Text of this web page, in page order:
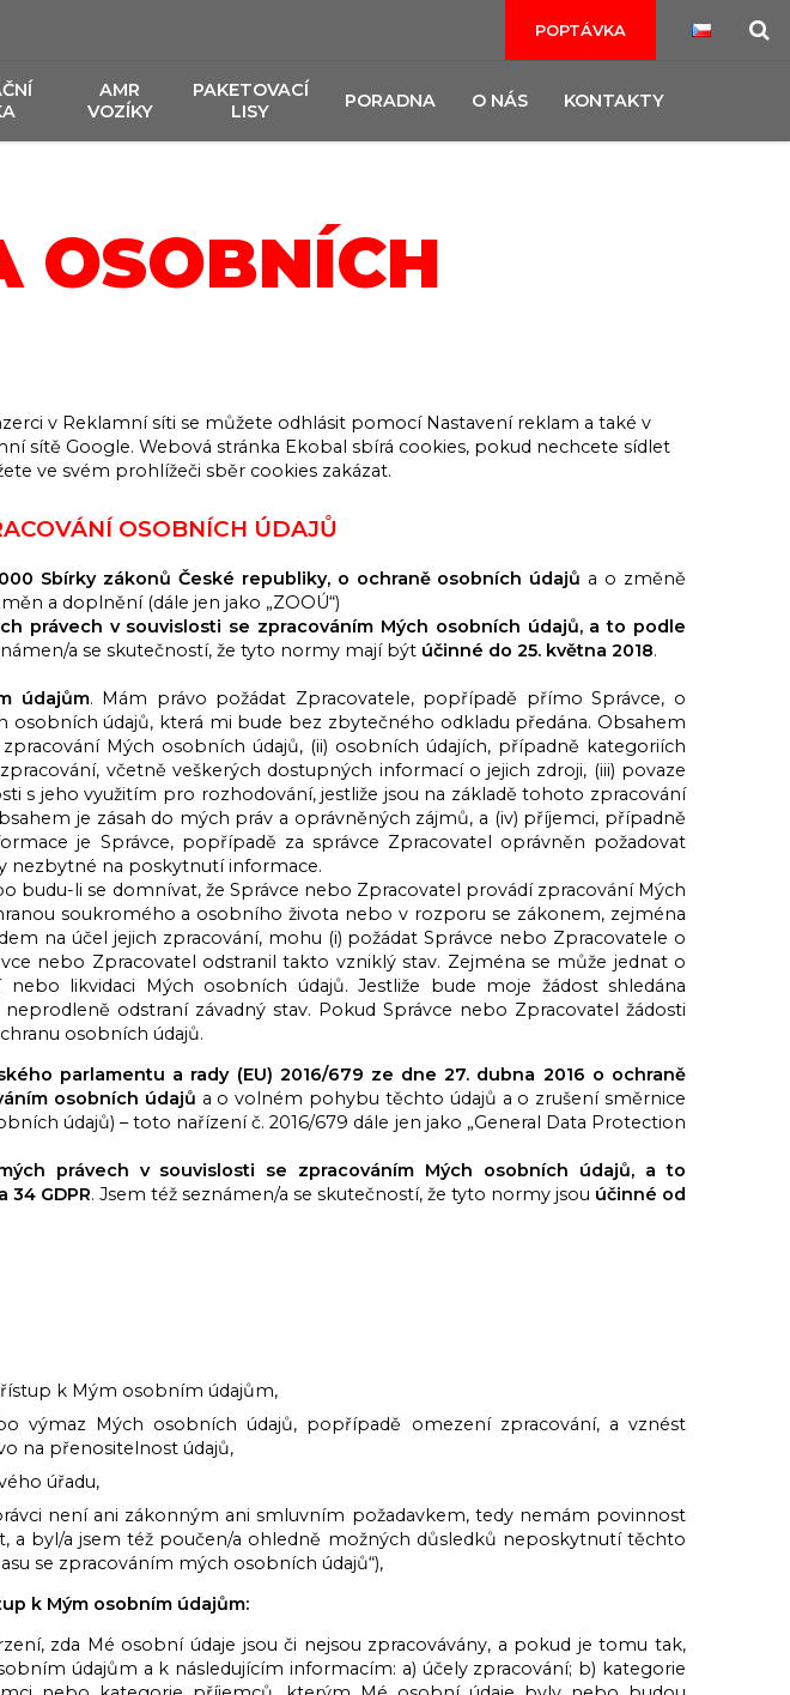
POPTÁVKA
AMR
VOZÍKY
PAKETOVACÍ
LISY
PORADNA O NÁS KONTAKTY
OSOBNÍCH
v Reklamní síti se můžete odhlásit pomocí Nastavení reklam a také v
sítě Google. Webová stránka Ekobal sbírá cookies, pokud nechcete sídlet
ve svém prohlížeči sběr cookies zakázat.
OSOBNÍCH ÚDAJŮ
Sbírky zákonů České republiky, o ochraně osobních údajů a o změně
a doplnění (dále jen jako „ZOOÚ“)
právech v souvislosti se zpracováním Mých osobních údajů, a to podle
a se skutečností, že tyto normy mají být účinné do 25. května 2018.
údajům. Mám právo požádat Zpracovatele, popřípadě přímo Správce, o
údajů, která mi bude bez zbytečného odkladu předána. Obsahem
Mých osobních údajů, (ii) osobních údajích, případně kategoriích
včetně veškerých dostupných informací o jejich zdroji, (iii) povaze
s jeho využitím pro rozhodování, jestliže jsou na základě tohoto zpracování
je zásah do mých práv a oprávněných zájmů, a (iv) příjemci, případně
je Správce, popřípadě za správce Zpracovatel oprávněn požadovat
nezbytné na poskytnutí informace.
budu-li se domnívat, že Správce nebo Zpracovatel provádí zpracování Mých
soukromého a osobního života nebo v rozporu se zákonem, zejména
na účel jejich zpracování, mohu (i) požádat Správce nebo Zpracovatele o
nebo Zpracovatel odstranil takto vzniklý stav. Zejména se může jednat o
likvidaci Mých osobních údajů. Jestliže bude moje žádost shledána
odstraní závadný stav. Pokud Správce nebo Zpracovatel žádosti
osobních údajů.
parlamentu a rady (EU) 2016/679 ze dne 27. dubna 2016 o ochraně
osobních údajů a o volném pohybu těchto údajů a o zrušení směrnice
údajů) – toto nařízení č. 2016/679 dále jen jako „General Data Protection
právech v souvislosti se zpracováním Mých osobních údajů, a to
34 GDPR. Jsem též seznámen/a se skutečností, že tyto normy jsou účinné od
k Mým osobním údajům,
výmaz Mých osobních údajů, popřípadě omezení zpracování, a vznést
na přenositelnost údajů,
úřadu,
není ani zákonným ani smluvním požadavkem, tedy nemám povinnost
a byl/a jsem též poučen/a ohledně možných důsledků neposkytnutí těchto
se zpracováním mých osobních údajů“),
k Mým osobním údajům:
zda Mé osobní údaje jsou či nejsou zpracovávány, a pokud je tomu tak,
údajům a k následujícím informacím: a) účely zpracování; b) kategorie